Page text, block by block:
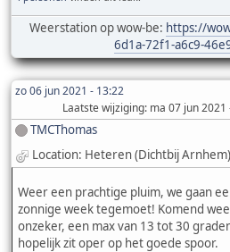
Weerstation op wow-be: https://
6d1a-72f1-a6c9-
zo 06 jun 2021 - 13:22
Laatste wijziging: ma 07 jun
TMCThomas
Location: Heteren (Dichtbij Arnhem)
Weer een prachtige pluim, we gaan
zonnige week tegemoet! Komend
onzeker, een max van 13 tot 30
hopelijk zit oper op het goede spoor.